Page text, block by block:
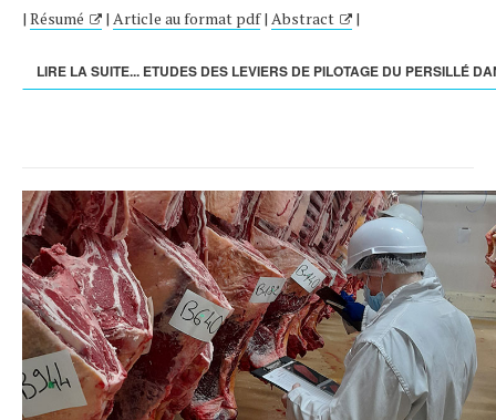
| Résumé | Article au format pdf| Abstract |
LIRE LA SUITE... ETUDES DES LEVIERS DE PILOTAGE DU PERSILLÉ